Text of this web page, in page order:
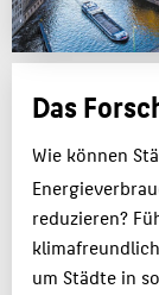
Das
Wie können
reduzieren?
um Städte in